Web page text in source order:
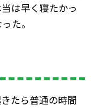
は早く寝たかっ
た。
たら普通の時間